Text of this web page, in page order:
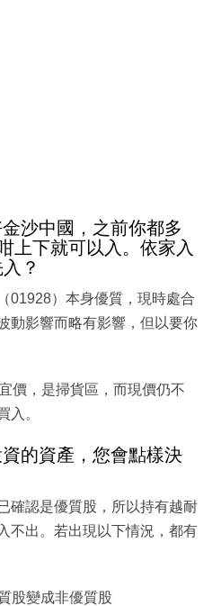
沙中國，之前你都多
上下就可以入。依家入
？
01928）本身優質，現時處合
動影響而略有影響，但以要你
價，是掃貨區，而現價仍不
入。
的資產，您會點樣決
確認是優質股，所以持有越耐
不出。若出現以下情況，都有
股變成非優質股